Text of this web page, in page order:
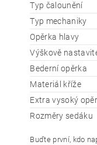
Typ čalounění
Typ mechaniky
Opěrka hlavy
Výškově
Bederní opěrka
Materiál kříže
Extra vysoký
Rozměry sedáku
Buďte první, kdo